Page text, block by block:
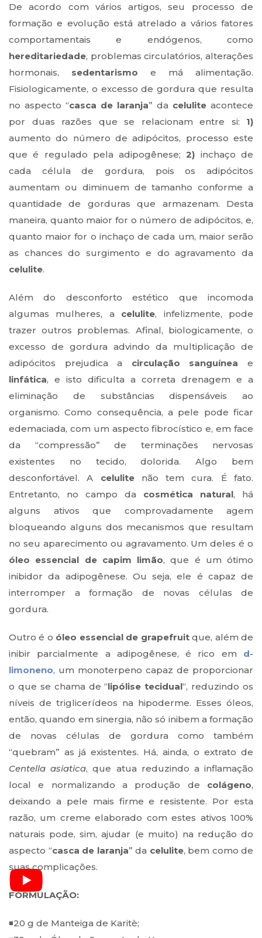
De acordo com vários artigos, seu processo de
formação e evolução está atrelado a vários fatores
comportamentais e endógenos, como
hereditariedade, problemas circulatórios, alterações
hormonais, sedentarismo e má alimentação.
Fisiologicamente, o excesso de gordura que resulta
no aspecto “casca de laranja” da celulite acontece
por duas razões que se relacionam entre si: 1)
aumento do número de adipócitos, processo este
que é regulado pela adipogênese;2) inchaço de
cada célula de gordura, pois os adipócitos
aumentam ou diminuem de tamanho conforme a
quantidade de gorduras que armazenam. Desta
maneira, quanto maior for o número de adipócitos, e,
quanto maior for o inchaço de cada um, maior serão
as chances do surgimento e do agravamento da
celulite.
Além do desconforto estético que incomoda
algumas mulheres, a celulite, infelizmente, pode
trazer outros problemas. Afinal, biologicamente, o
excesso de gordura advindo da multiplicação de
adipócitos prejudica a circulação sanguínea e
linfática, e isto dificulta a correta drenagem e a
eliminação de substâncias dispensáveis ao
organismo. Como consequência, a pele pode ficar
edemaciada, com um aspecto fibrocístico e, em face
da “compressão” de terminações nervosas
existentes no tecido, dolorida. Algo bem
desconfortável. A celulitenão tem cura. É fato.
Entretanto, no campo da cosmética natural, há
alguns ativos que comprovadamente agem
bloqueando alguns dos mecanismos que resultam
no seu aparecimento ou agravamento. Um deles é o
óleo essencial de capim limão, que é um ótimo
inibidor da adipogênese. Ou seja, ele é capaz de
interromper a formação de novas células de
gordura.
Outro é o óleo essencial de grapefruitque, além de
inibir parcialmente a adipogênese, é rico em d-
limoneno, um monoterpeno capaz de proporcionar
o que se chama de “lipólise tecidual“, reduzindo os
níveis de triglicerídeos na hipoderme. Esses óleos,
então, quando em sinergia, não só inibem a formação
de novas células de gordura como também
“quebram” as já existentes. Há, ainda, o extrato de
Centella asiatica, que atua reduzindo a inflamação
local e normalizando a produção de colágeno,
deixando a pele mais firme e resistente. Por esta
razão, um creme elaborado com estes ativos 100%
naturais pode, sim, ajudar (e muito) na redução do
aspecto “casca de laranja” da celulite, bem como de
suas complicações.
FORMULAÇÃO:
◾20 g de Manteiga de Karitè;